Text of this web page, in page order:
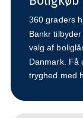
360 graders
Bankr
valg af
Danmark. Få
tryghed med